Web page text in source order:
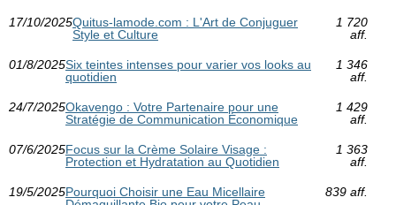
17/10/2025Quitus-lamode.com : L'Art de Conjuguer
Style et Culture
1 720
aff.
01/8/2025Six teintes intenses pour varier vos looks au
quotidien
1 346
aff.
24/7/2025Okavengo : Votre Partenaire pour une
Stratégie de Communication Économique
1 429
aff.
07/6/2025Focus sur la Crème Solaire Visage :
Protection et Hydratation au Quotidien
1 363
aff.
19/5/2025Pourquoi Choisir une Eau Micellaire
839 aff.